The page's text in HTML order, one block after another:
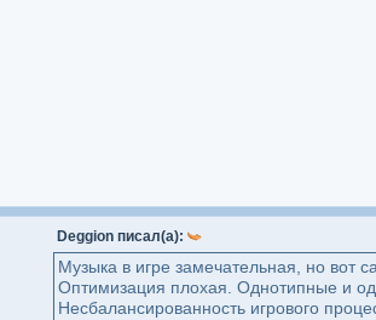
Deggion писал(а):
Музыка в игре замечательная, но вот
Оптимизация плохая. Однотипные и
Несбалансированность игрового